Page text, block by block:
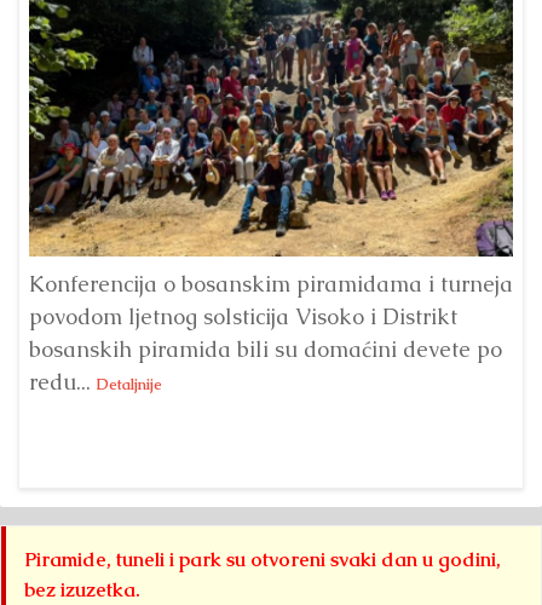
Konferencija o bosanskim piramidama i turneja
povodom ljetnog solsticija Visoko i Distrikt
bosanskih piramida bili su domaćini devete po
redu... Detaljnije
Piramide, tuneli i park su otvoreni svaki dan u godini,
bez izuzetka.